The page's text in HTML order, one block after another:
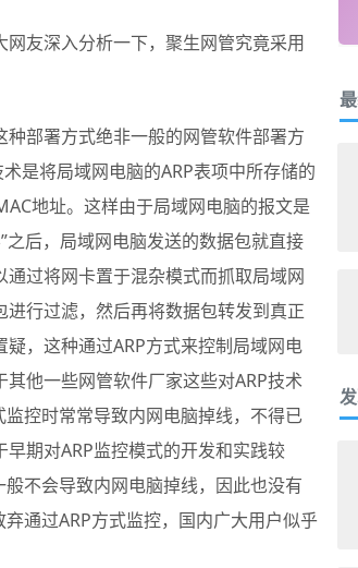
友深入分析一下，聚生网管究竟采用
部署方式绝非一般的网管软件部署方
是将局域网电脑的ARP表项中所存储的
地址。这样由于局域网电脑的报文是
后，局域网电脑发送的数据包就直接
过将网卡置于混杂模式而抓取局域网
行过滤，然后再将数据包转发到真正
，这种通过ARP方式来控制局域网电
他一些网管软件厂家这些对ARP技术
控时常常导致内网电脑掉线，不得已
期对ARP监控模式的开发和实践较
不会导致内网电脑掉线，因此也没有
通过ARP方式监控，国内广大用户似乎